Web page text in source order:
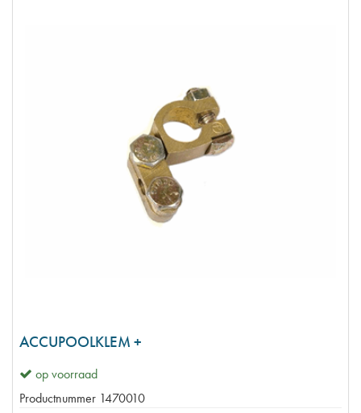
ACCUPOOLKLEM +
op voorraad
Productnummer 1470010